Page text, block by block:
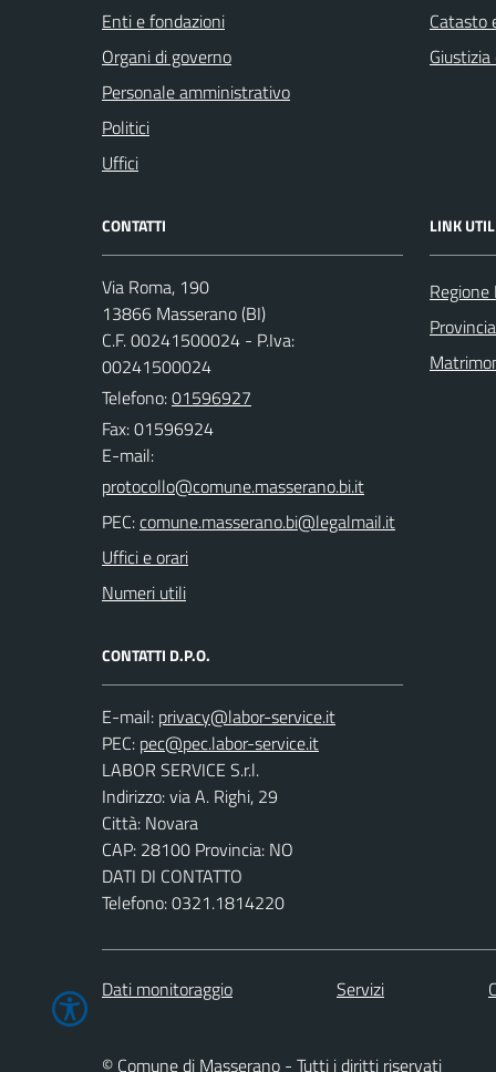
Enti e fondazioni
Organi di governo
Personale amministrativo
Politici
Uffici
Catasto
CONTATTI
Via Roma, 190
13866 Masserano (BI)
C.F. 00241500024 - P.Iva:
00241500024
Telefono:01596927
Fax: 01596924
E-mail:
PEC:
Uffici e orari
Numeri utili
CONTATTI D.P.O.
E-mail:
PEC:
LABOR SERVICE S.r.l.
Indirizzo: via A. Righi, 29
Città: Novara
CAP: 28100 Provincia: NO
DATI DI CONTATTO
Telefono: 0321.1814220
LINK
Dati monitoraggio Servizi
© Comune di Masserano - Tutti i diritti riservati